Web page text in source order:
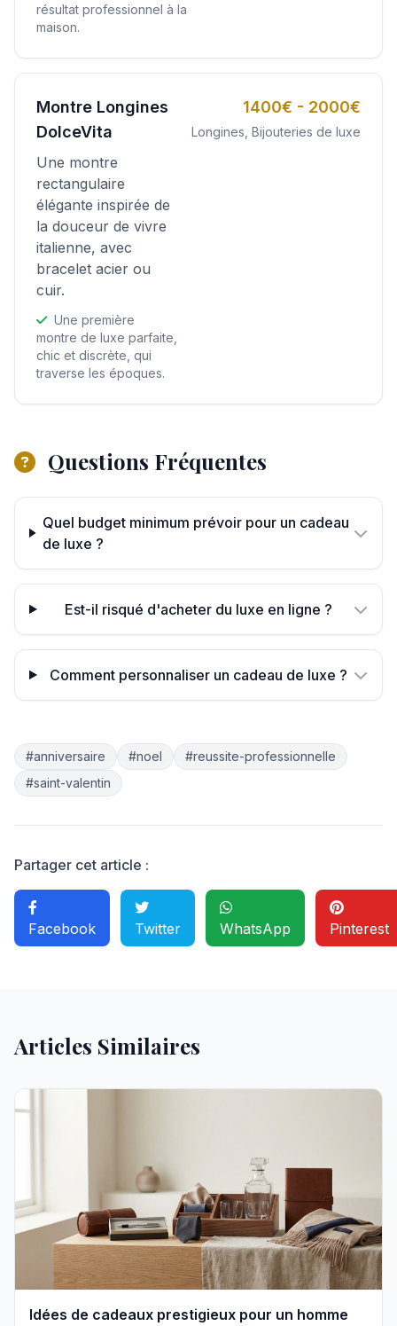
résultat professionnel à la
maison.
Montre Longines
DolceVita
Une montre
rectangulaire
élégante inspirée de
la douceur de vivre
italienne, avec
bracelet acier ou
cuir.
Une première
montre de luxe parfaite,
chic et discrète, qui
traverse les époques.
1400€ - 2000€
Longines, Bijouteries de luxe
Questions Fréquentes
Quel budget minimum prévoir pour un cadeau
de luxe ?
Est-il risqué d'acheter du luxe en ligne ?
Comment personnaliser un cadeau de luxe ?
#anniversaire #noel
#reussite-professionnelle
#saint-valentin
Partager cet article :
Facebook Twitter WhatsApp Pinterest
Articles Similaires
Idées de cadeaux prestigieux pour un homme